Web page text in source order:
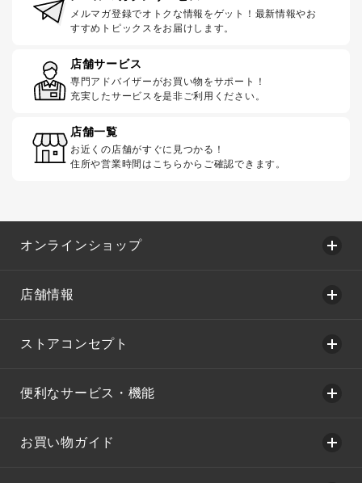
メルマガ登録でオトクな情報をゲット！最新情報やお
すすめトピックスをお届けします。
店舗サービス
専門アドバイザーがお買い物をサポート！
充実したサービスを是非ご利用ください。
店舗一覧
お近くの店舗がすぐに見つかる！
住所や営業時間はこちらからご確認できます。
オンラインショップ
店舗情報
ストアコンセプト
便利なサービス・機能
お買い物ガイド